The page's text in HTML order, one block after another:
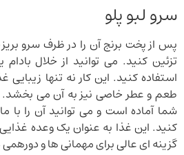
سرو لبو پلو
پس از پخت برنج آن را در ظرف سرو
تزئین کنید. می توانید از خلال
استفاده کنید. این کار نه تنها
طعم و عطر خاصی نیز به آن می بخشد.
شما آماده است و می توانید آن را با
کنید. این غذا به عنوان یک وعده
گزینه ای عالی برای مهمانی ها و